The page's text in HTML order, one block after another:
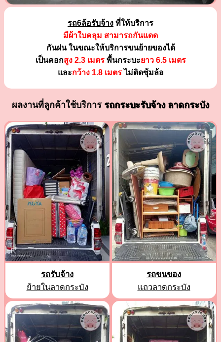
รถ6ล้อรับจ้าง ที่ให้บริการ
มีผ้าใบคลุม สามารถกันแดด
กันฝน ในขณะให้บริการขนย้ายของได้
เป็นคอกสูง 2.3 เมตรพื้นกระบะยาว 6.5 เมตร
และกว้าง 1.8 เมตรไม่ติดซุ้มล้อ
ผลงานที่ลูกค้าใช้บริการ รถกระบะรับจ้าง ลาดกระบัง
รถรับจ้าง
ย้ายในลาดกระบัง
รถขนของ
แถวลาดกระบัง